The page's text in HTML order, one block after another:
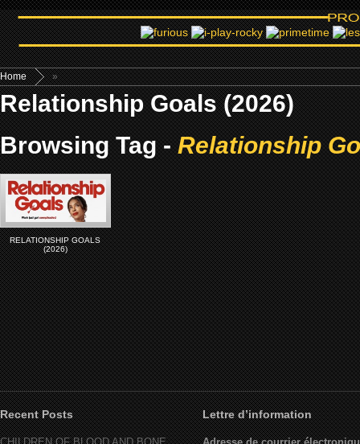
Home »
Relationship Goals (2026)
Browsing Tag -Relationship
RELATIONSHIP GOALS
(2026)
Recent Posts Lettre d’information